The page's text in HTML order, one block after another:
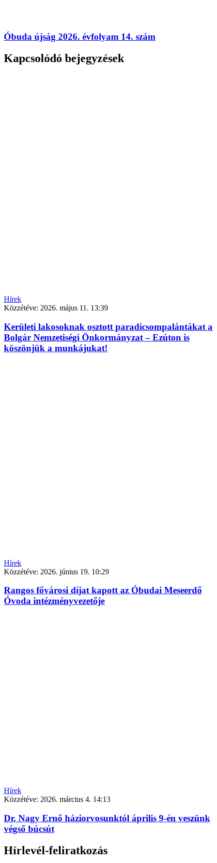
Óbuda újság 2026. évfolyam 14. szám
Kapcsolódó bejegyzések
Hírek
Közzétéve: 2026. május 11. 13:39
Kerületi lakosoknak osztott paradicsompalántákat a
Bolgár Nemzetiségi Önkormányzat – Ezúton is
köszönjük a munkájukat!
Hírek
Közzétéve: 2026. június 19. 10:29
Rangos fővárosi díjat kapott az Óbudai Meseerdő
Óvoda intézményvezetője
Hírek
Közzétéve: 2026. március 4. 14:13
Dr. Nagy Ernő háziorvosunktól április 9-én veszünk
végső búcsút
Hírlevél-feliratkozás